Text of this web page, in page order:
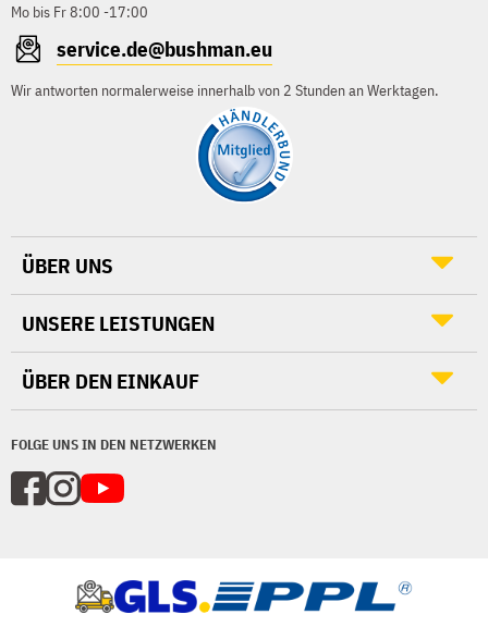
Mo bis Fr 8:00 -17:00
service.de@bushman.eu
Wir antworten normalerweise innerhalb von 2 Stunden an Werktagen.
FOLGE UNS IN DEN NETZWERKEN
ÜBER UNS
UNSERE LEISTUNGEN
ÜBER DEN EINKAUF